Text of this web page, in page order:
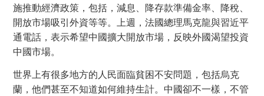
施推動經濟政策，包括，減息、降存款準備金率、降稅、
開放市場吸引外資等等。上週，法國總理馬克龍與習近平
通電話，表示希望中國擴大開放市場，反映外國渴望投資
中國市場。
世界上有很多地方的人民面臨貧困不安問題，包括烏克
蘭，他們甚至不知道如何維持生計。中國卻不一樣，不管